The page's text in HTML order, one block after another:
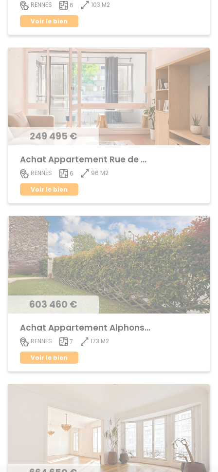
RENNES 6
103 M2
Voir le bien
249 495 €
Achat Appartement Rue de Nantes
RENNES 6
96 M2
Voir le bien
603 460 €
Achat Appartement Alphonse Guerin
RENNES 7
173 M2
Voir le bien